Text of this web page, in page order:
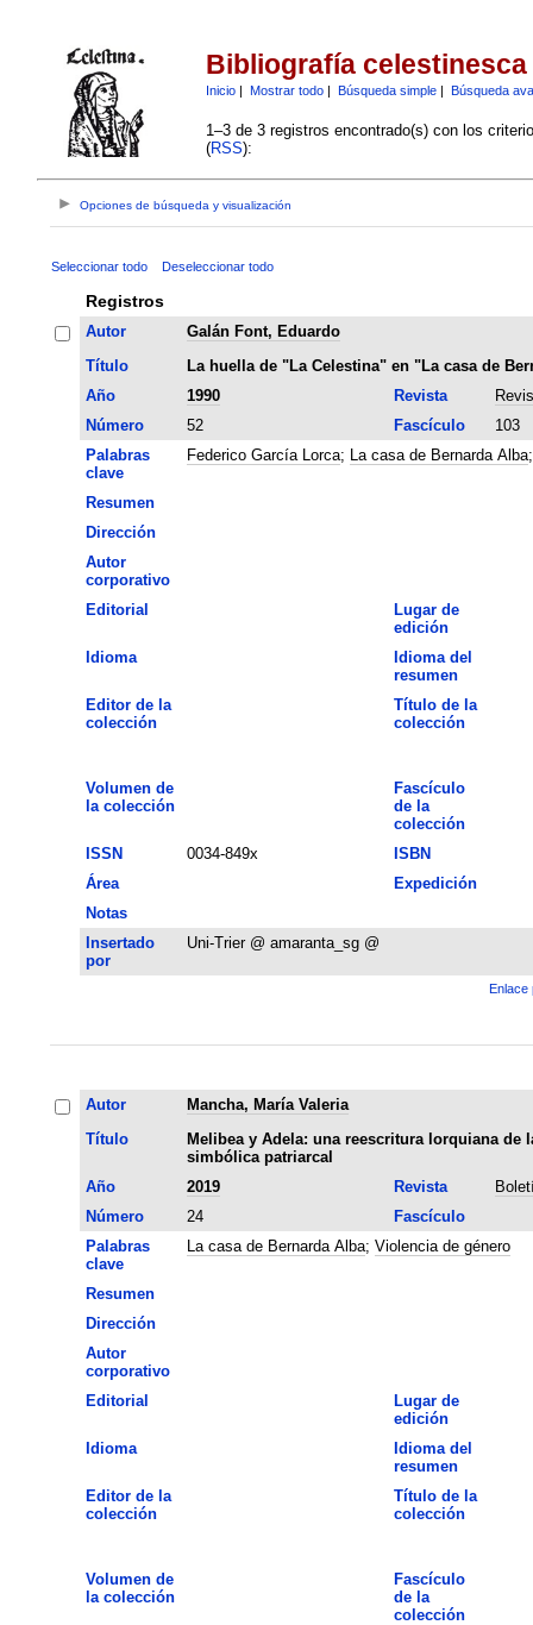
Bibliografía celestinesca
Inicio| Mostrar todo| Búsqueda simple| Búsqueda
1–3 de 3 registros encontrado(s) con los
(RSS):
Opciones de búsqueda y visualización
Seleccionar todo Deseleccionar todo
Registros
Autor
Galán Font, Eduardo
Título
La huella de "La Celestina" en "La casa de
Año
1990 Revista
Número
52 Fascículo
103
Palabras
clave
Federico García Lorca; La casa de Bernarda Alba
Resumen
Dirección
Autor
corporativo
Editorial
Lugar de
edición
Idioma
Idioma del
resumen
Editor de la
colección
Título de la
colección
Volumen de
la colección
Fascículo
de la
colección
ISSN
0034-849x
ISBN
Área
Expedición
Notas
Insertado
por
Uni-Trier @ amaranta_sg @
Enlace
Autor
Mancha, María Valeria
Título
Melibea y Adela: una reescritura lorquiana de
simbólica patriarcal
Año
2019 Revista
Número
24
Fascículo
Palabras
clave
La casa de Bernarda Alba; Violencia de género
Resumen
Dirección
Autor
corporativo
Editorial
Lugar de
edición
Idioma
Idioma del
resumen
Editor de la
colección
Título de la
colección
Volumen de
la colección
Fascículo
de la
colección